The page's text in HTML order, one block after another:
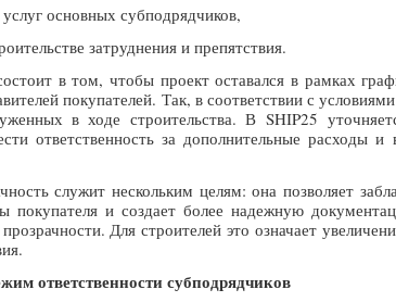
основных субподрядчиков,
затруднения и препятствия.
в том, чтобы проект оставался в рамках
покупателей. Так, в соответствии с
в ходе строительства. В SHIP25
ответственность за дополнительные расходы
служит нескольким целям: она позволяет
покупателя и создает более надежную
Для строителей это означает
ответственности субподрядчиков